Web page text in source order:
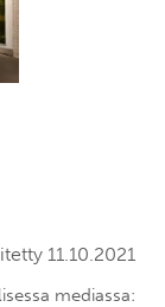
11.10.2021
mediassa: